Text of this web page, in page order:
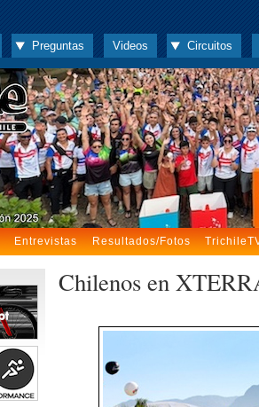
Preguntas Videos Circuitos
Entrevistas Resultados/Fotos
Chilenos en